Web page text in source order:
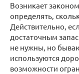
Возникает
определять,
Действительно,
достаточным
не нужны, но
используются
возможности